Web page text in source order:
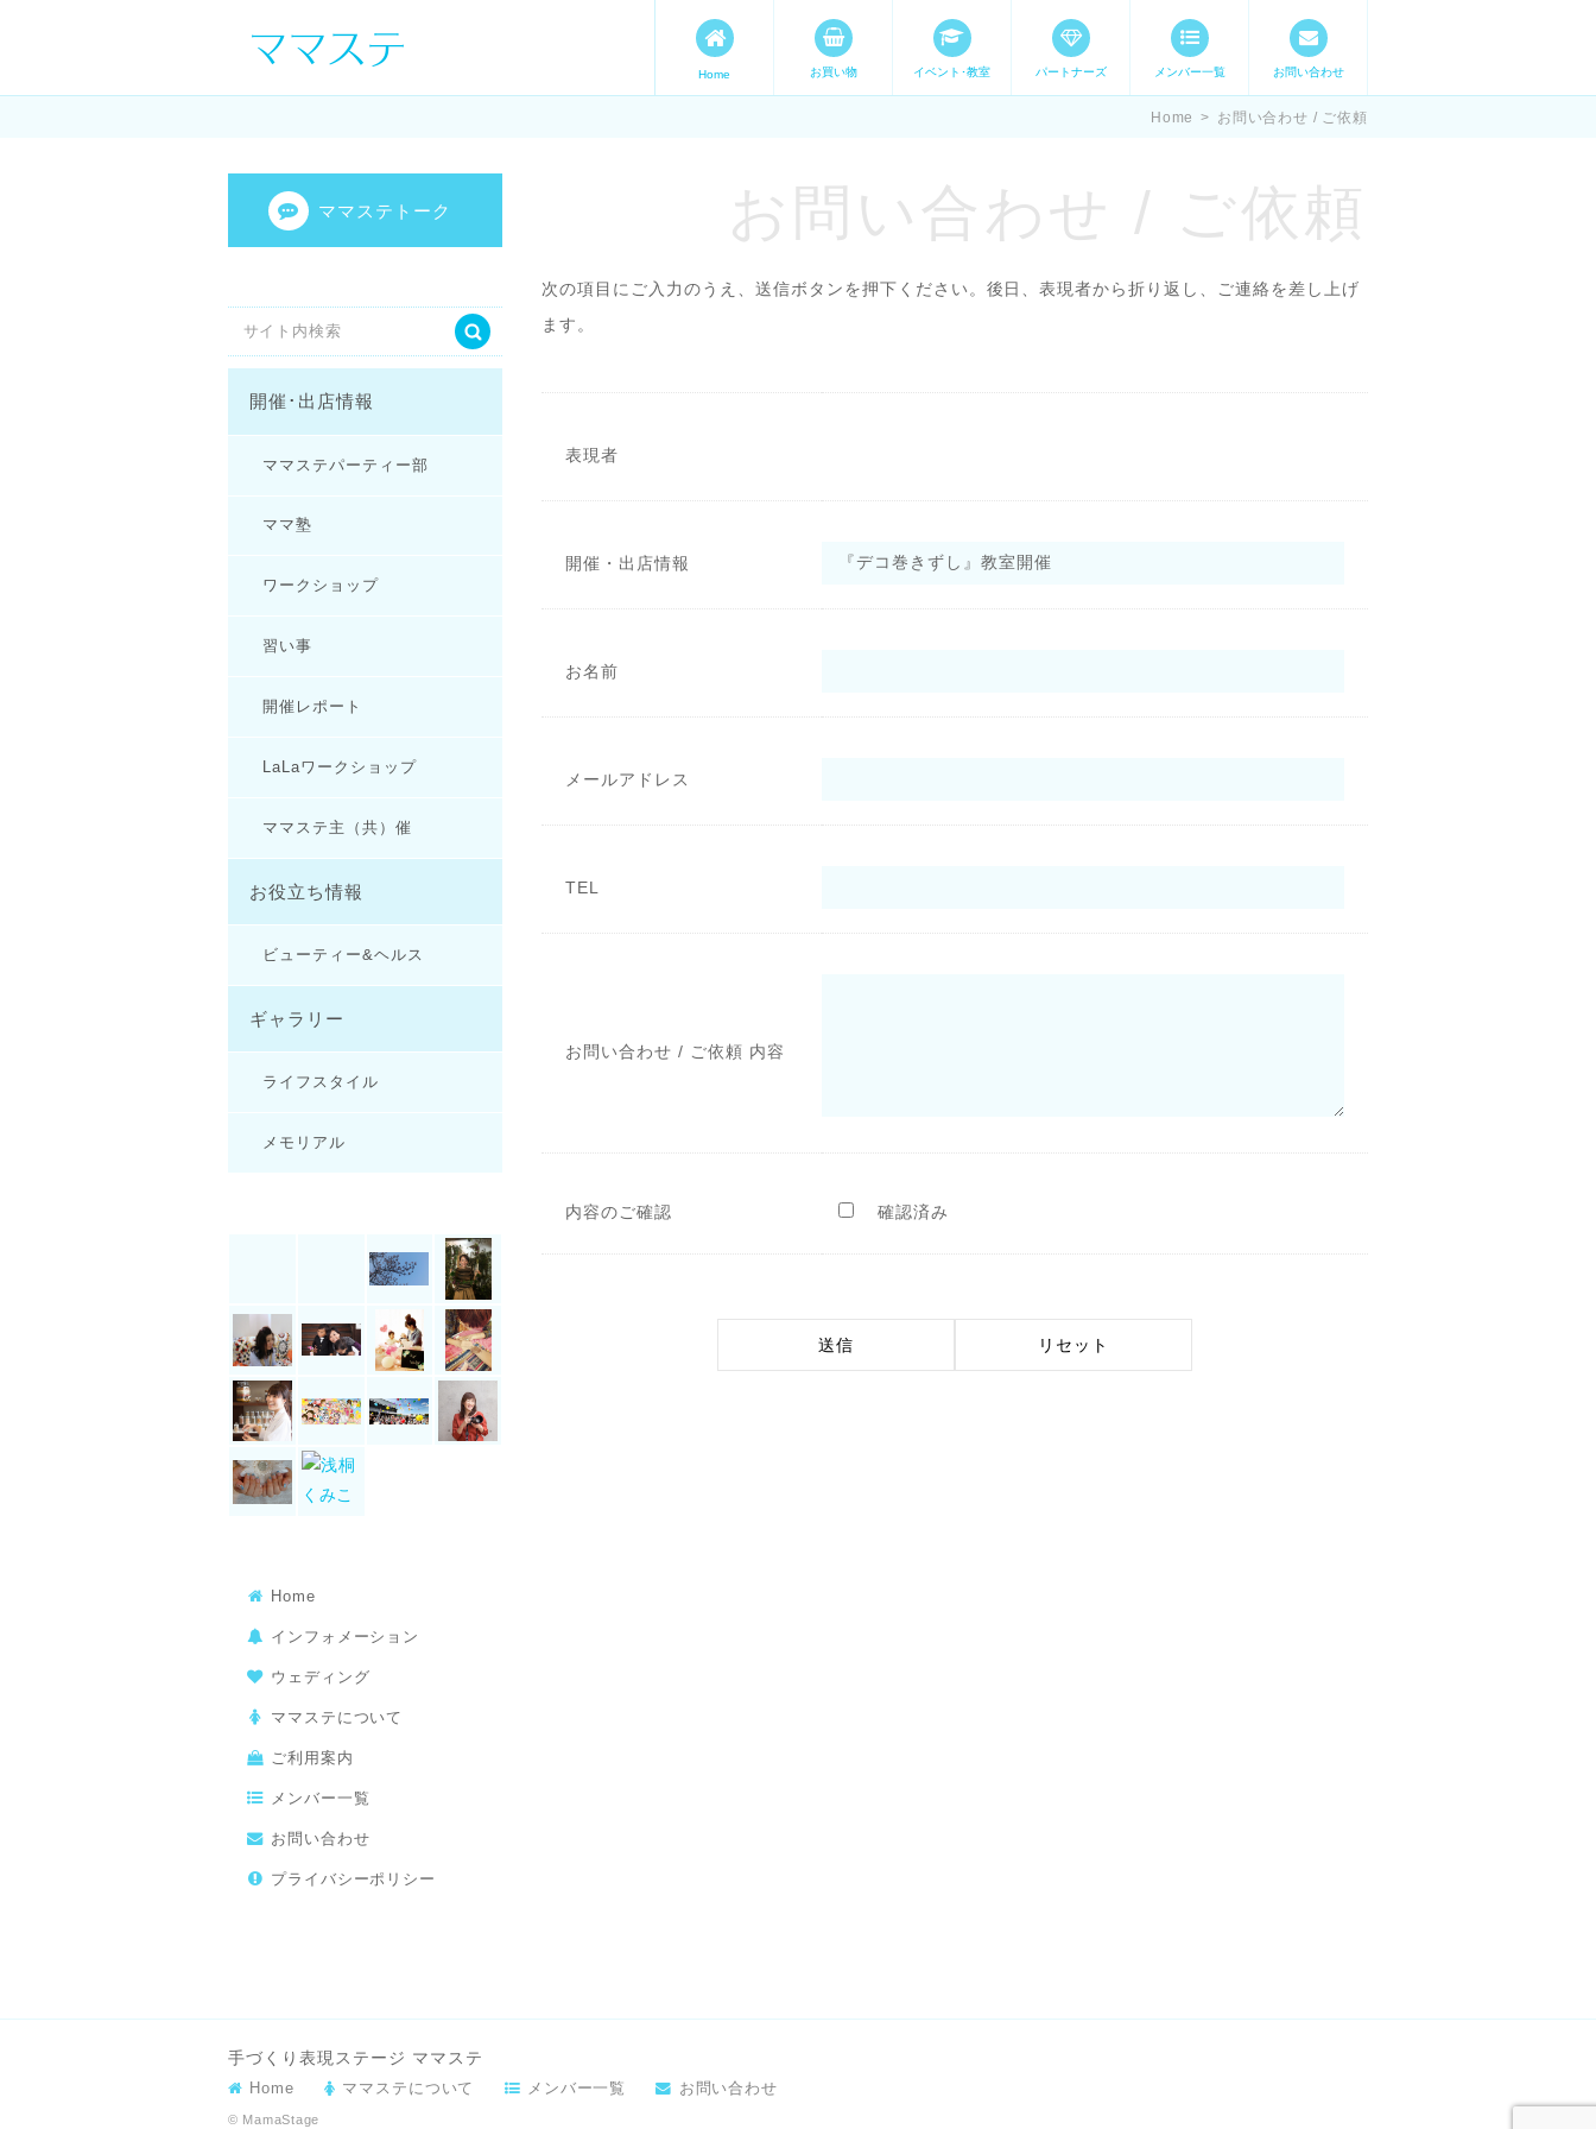
ママの才能発信します。 手づくり表現ステージ ママステ スキル・
Home お買い物 イベント･教室 パートナーズ メンバー一覧 お問い合わせ
Home > お問い合わせ / ご依頼
お問い合わせ / ご依頼
次の項目にご入力のうえ、送信ボタンを押下ください。後日、表現者から折り返し、ご連絡を差し上げ
ます。
表現者
開催・出店情報
お名前
メールアドレス
TEL
お問い合わせ / ご依頼 内容
内容のご確認 確認済み
ママステトーク
開催･出店情報
ママステパーティー部
ママ塾
ワークショップ
習い事
開催レポート
LaLaワークショップ
ママステ主（共）催
お役立ち情報
ビューティー&ヘルス
ギャラリー
ライフスタイル
メモリアル
Home
インフォメーション
ウェディング
ママステについて
ご利用案内
メンバー一覧
お問い合わせ
プライバシーポリシー
手づくり表現ステージ ママステ
Home ママステについて メンバー一覧 お問い合わせ
© MamaStage